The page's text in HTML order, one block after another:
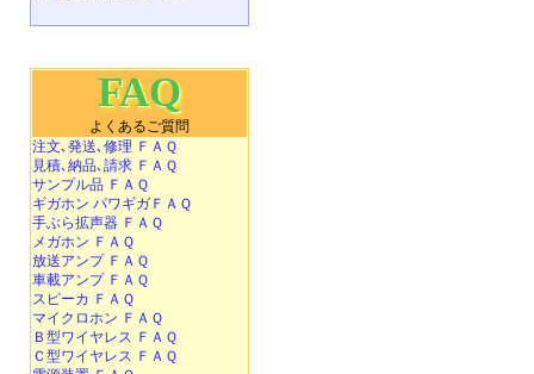
FAQ
よくあるご質問
注文､発送､修理 ＦＡＱ
見積､納品､請求 ＦＡＱ
サンプル品 ＦＡＱ
ギガホン パワギガＦＡＱ
手ぶら拡声器 ＦＡＱ
メガホン ＦＡＱ
放送アンプ ＦＡＱ
車載アンプ ＦＡＱ
スピーカ ＦＡＱ
マイクロホン ＦＡＱ
Ｂ型ワイヤレス ＦＡＱ
Ｃ型ワイヤレス ＦＡＱ